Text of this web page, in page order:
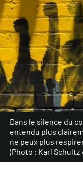
Dans le silence du
entendu plus
ne peux plus
(Photo : Karl Schultz